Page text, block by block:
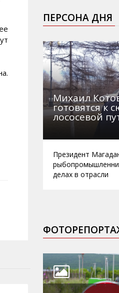
ПЕРСОНА ДНЯ
Михаил
готовятся к
лососевой
Президент
делах в отрасли